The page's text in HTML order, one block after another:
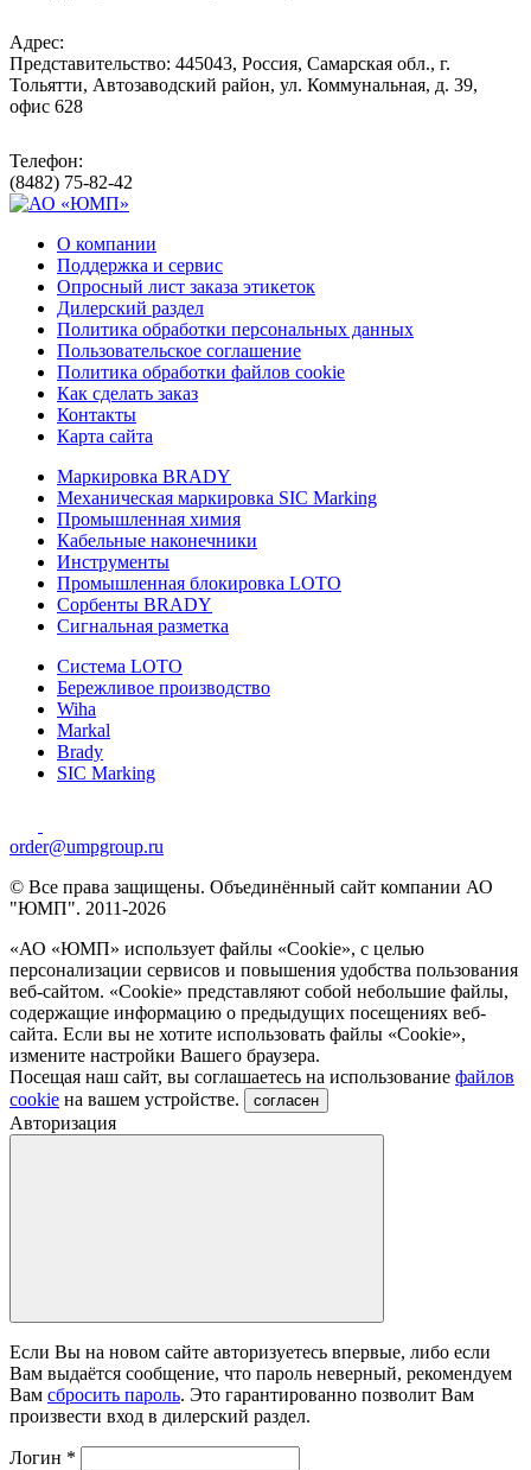
Адрес:
Представительство: 445043, Россия, Самарская обл., г.
Тольятти, Автозаводский район, ул. Коммунальная, д. 39,
офис 628
Телефон:
(8482) 75-82-42
О компании
Поддержка и сервис
Опросный лист заказа этикеток
Дилерский раздел
Политика обработки персональных данных
Пользовательское соглашение
Политика обработки файлов cookie
Как сделать заказ
Контакты
Карта сайта
Маркировка BRADY
Механическая маркировка SIC Marking
Промышленная химия
Кабельные наконечники
Инструменты
Промышленная блокировка LOTO
Сорбенты BRADY
Сигнальная разметка
Система LOTO
Бережливое производство
Wiha
Markal
Brady
SIC Marking
order@umpgroup.ru
© Все права защищены. Объединённый сайт компании АО
"ЮМП". 2011-2026
«АО «ЮМП» использует файлы «Сookie», с целью
персонализации сервисов и повышения удобства пользования
веб-сайтом. «Cookie» представляют собой небольшие файлы,
содержащие информацию о предыдущих посещениях веб-
сайта. Если вы не хотите использовать файлы «Сookie»,
измените настройки Вашего браузера.
Посещая наш сайт, вы соглашаетесь на использование файлов
cookie на вашем устройстве. согласен
Авторизация
Если Вы на новом сайте авторизуетесь впервые, либо если
Вам выдаётся сообщение, что пароль неверный, рекомендуем
Вам сбросить пароль. Это гарантированно позволит Вам
произвести вход в дилерский раздел.
Логин *